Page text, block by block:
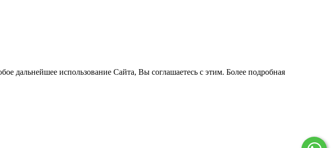
дальнейшее использование Сайта, Вы соглашаетесь с этим. Более подробная